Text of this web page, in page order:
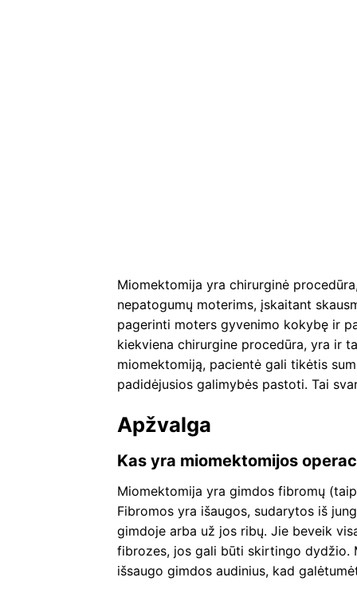
Miomektomija yra chirurginė
nepatogumų moterims, įskaitant
pagerinti moters gyvenimo kokybę ir
kiekviena chirurgine procedūra, yra ir
miomektomiją, pacientė gali tikėtis
padidėjusios galimybės pastoti. Tai
Apžvalga
Kas yra miomektomijos
Miomektomija yra gimdos fibromų
Fibromos yra išaugos, sudarytos iš
gimdoje arba už jos ribų. Jie beveik
fibrozes, jos gali būti skirtingo dydžio.
išsaugo gimdos audinius, kad